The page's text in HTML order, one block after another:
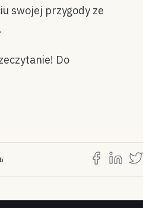
swojej przygody ze
Do